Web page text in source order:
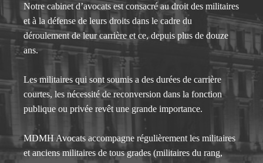
Notre cabinet d’avocats est consacré au droit des militaires
et à la défense de leurs droits dans le cadre du
déroulement de leur carrière et ce, depuis plus de douze
ans.
Les militaires qui sont soumis a des durées de carrière
courtes, les nécessité de reconversion dans la fonction
publique ou privée revêt une grande importance.
MDMH Avocats accompagne régulièrement les militaires
et anciens militaires de tous grades (militaires du rang,